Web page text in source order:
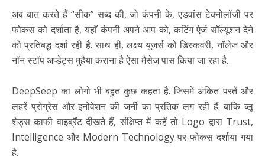
अब बात करते हैं “सीक” सब्द की, जो कंपनी के, एडवांस टेक्नोलॉजी पर
फोकस को दर्शाता है, यहाँ कंपनी अपने आप को, कटिंग ऐजं सॉल्यूशन देने
को प्रतिबद्ध दर्शा रही है. साथ ही, लक्ष्य यूजर्स को डिस्कवरी, नॉलेज और
नॉन स्टॉप अप्डेट्स मुहैया कराना है ऐसा मैसेज पास किया जा रहा है.
DeepSeep का लोगो भी बहुत कुछ कहता है. जिसमें अंकित परतें और
लहरें प्रोग्रेस और इनोवेशन की जर्नी का प्रतिक लग रही हैं. बाकि ब्लू
शेड्स काफी वाइब्रैंट दीखते हैं, संक्षिप्त में कहें तो Logo द्वारा Trust,
Intelligence और Modern Technology पर फोकस दर्शाया गया
है.